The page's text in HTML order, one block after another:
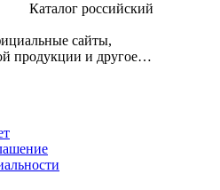
Каталог российский
сайты,
продукции и другое…